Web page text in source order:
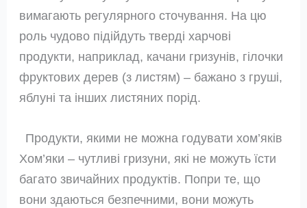
вимагають регулярного сточування. На цю
роль чудово підійдуть тверді харчові
продукти, наприклад, качани гризунів, гілочки
фруктових дерев (з листям) – бажано з груші,
яблуні та інших листяних порід.
Продукти, якими не можна годувати хом’яків
Хом’яки – чутливі гризуни, які не можуть їсти
багато звичайних продуктів. Попри те, що
вони здаються безпечними, вони можуть